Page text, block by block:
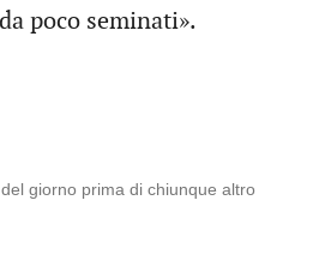
poco seminati».
giorno prima di chiunque altro